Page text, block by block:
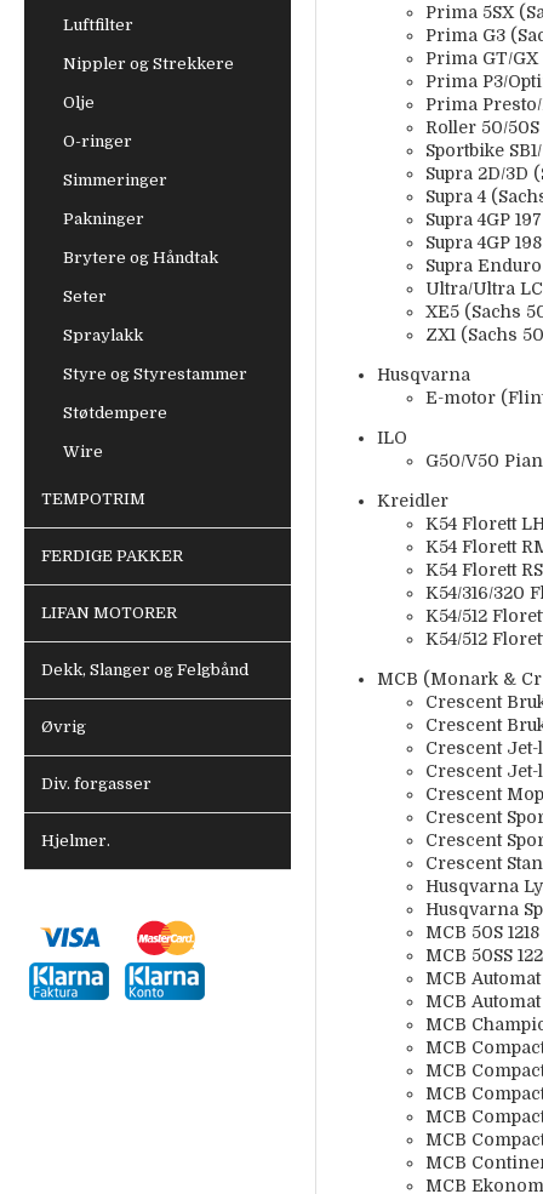
Luftfilter
Nippler og Strekkere
Olje
O-ringer
Simmeringer
Pakninger
Brytere og Håndtak
Seter
Spraylakk
Styre og Styrestammer
Støtdempere
Wire
TEMPOTRIM
FERDIGE PAKKER
LIFAN MOTORER
Dekk, Slanger og Felgbånd
Øvrig
Div. forgasser
Hjelmer.
Prima 5SX
Prima G3
Prima GT/GX
Prima P3/
Prima
Roller 50/
Sportbike
Supra 2D/3D
Supra 4
Supra 4GP
Supra 4GP
Supra
Ultra/Ultra
XE5 (Sachs
ZX1 (Sachs
Husqvarna
E-motor
ILO
G50/V50
Kreidler
K54 Florett
K54 Florett
K54 Florett RS
K54/316/320
K54/512
K54/512
MCB (Monark &
Crescent
Crescent
Crescent Jet-
Crescent Jet-
Crescent
Crescent
Crescent
Crescent
Husqvarna
Husqvarna
MCB 50S 1218
MCB 50SS
MCB Automat
MCB Automat
MCB
MCB Compact
MCB
MCB
MCB
MCB
MCB
MCB Ekonom